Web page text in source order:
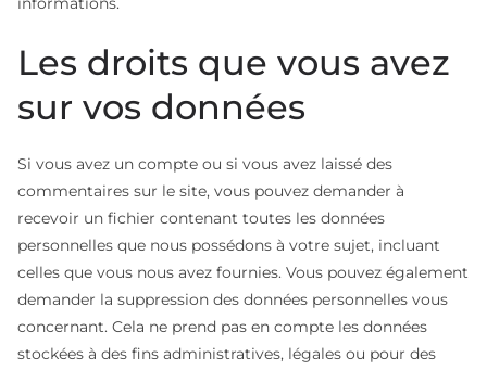
Les droits que vous avez
sur vos données
Si vous avez un compte ou si vous avez laissé des
commentaires sur le site, vous pouvez demander à
recevoir un fichier contenant toutes les données
personnelles que nous possédons à votre sujet, incluant
celles que vous nous avez fournies. Vous pouvez également
demander la suppression des données personnelles vous
concernant. Cela ne prend pas en compte les données
stockées à des fins administratives, légales ou pour des